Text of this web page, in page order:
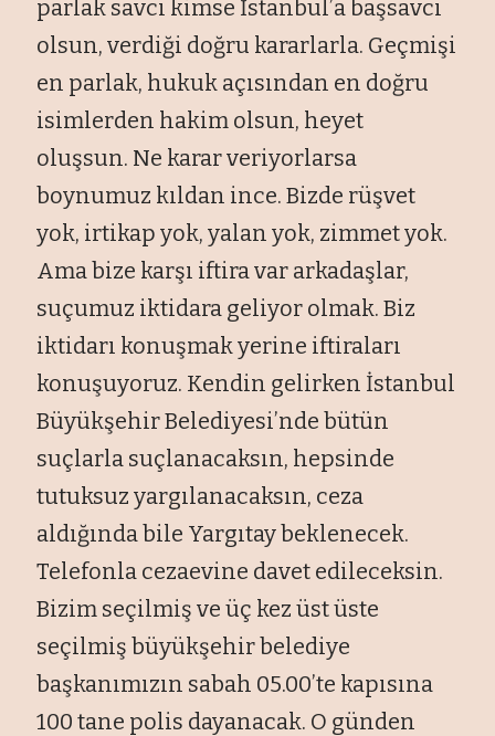
parlak savcı kimse İstanbul’a başsavcı
olsun, verdiği doğru kararlarla. Geçmişi
en parlak, hukuk açısından en doğru
isimlerden hakim olsun, heyet
oluşsun. Ne karar veriyorlarsa
boynumuz kıldan ince. Bizde rüşvet
yok, irtikap yok, yalan yok, zimmet yok.
Ama bize karşı iftira var arkadaşlar,
suçumuz iktidara geliyor olmak. Biz
iktidarı konuşmak yerine iftiraları
konuşuyoruz. Kendin gelirken İstanbul
Büyükşehir Belediyesi’nde bütün
suçlarla suçlanacaksın, hepsinde
tutuksuz yargılanacaksın, ceza
aldığında bile Yargıtay beklenecek.
Telefonla cezaevine davet edileceksin.
Bizim seçilmiş veüç kez üst üste
seçilmiş büyükşehir belediye
başkanımızın sabah 05.00’te kapısına
100 tane polis dayanacak. O günden